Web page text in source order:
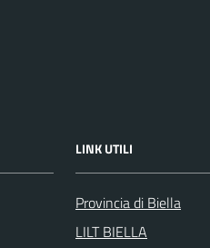
LINK UTILI
Provincia di Biella
LILT BIELLA